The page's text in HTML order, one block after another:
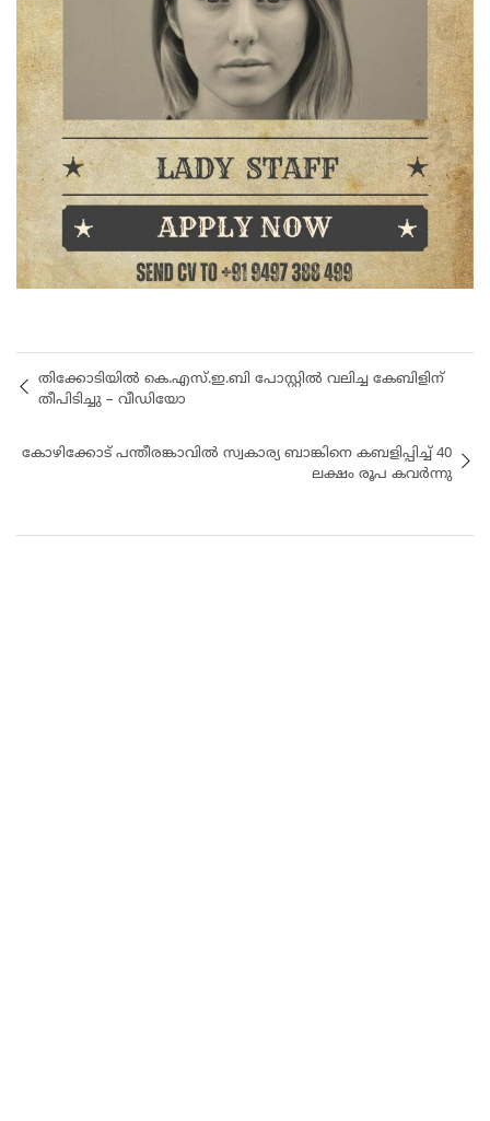
തിക്കോടിയിൽ കെ.എസ്.ഇ.ബി പോസ്റ്റിൽ വലിച്ച കേബിളിന്
തീപിടിച്ചു – വീഡിയോ
കോഴിക്കോട് പന്തീരങ്കാവിൽ സ്വകാര്യ ബാങ്കിനെ കബളിപ്പിച്ച് 40
ലക്ഷം രൂപ കവർന്നു